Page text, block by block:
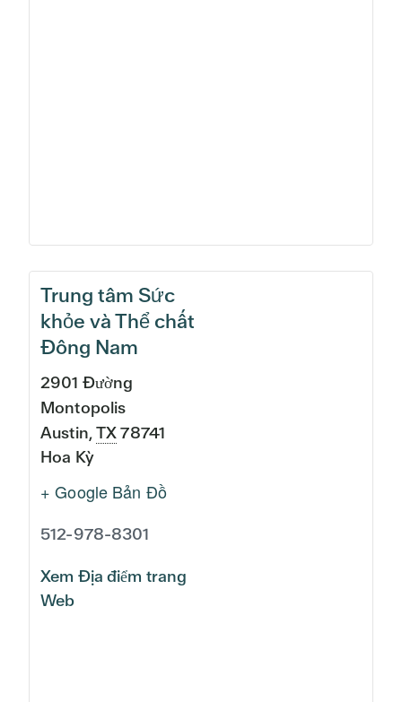
Trung tâm Sức
khỏe và Thể chất
Đông Nam
2901 Đường
Montopolis
Austin,TX78741
Hoa Kỳ
+ Google Bản Đồ
512-978-8301
Xem Địa điểm trang
Web